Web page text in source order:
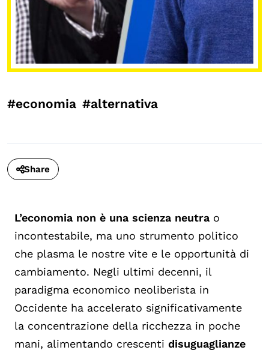
#economia #alternativa
Share
L’economia non è una scienza neutra o
incontestabile, ma uno strumento politico
che plasma le nostre vite e le opportunità di
cambiamento. Negli ultimi decenni, il
paradigma economico neoliberista in
Occidente ha accelerato significativamente
la concentrazione della ricchezza in poche
mani, alimentando crescenti disuguaglianze